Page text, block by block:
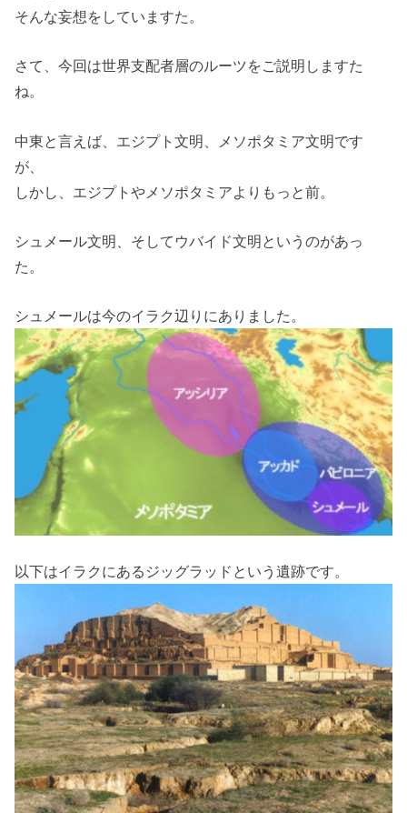
そんな妄想をしていますた。
さて、今回は世界支配者層のルーツをご説明しますた
ね。
中東と言えば、エジプト文明、メソポタミア文明です
が、
しかし、エジプトやメソポタミアよりもっと前。
シュメール文明、そしてウバイド文明というのがあっ
た。
シュメールは今のイラク辺りにありました。
以下はイラクにあるジッグラッドという遺跡です。